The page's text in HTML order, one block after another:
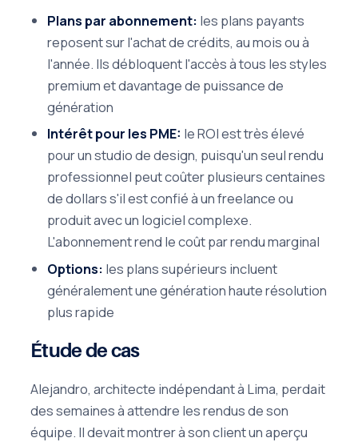
Plans par abonnement: les plans payants
reposent sur l'achat de crédits, au mois ou à
l'année. Ils débloquent l'accès à tous les styles
premium et davantage de puissance de
génération
Intérêt pour les PME: le ROI est très élevé
pour un studio de design, puisqu'un seul rendu
professionnel peut coûter plusieurs centaines
de dollars s'il est confié à un freelance ou
produit avec un logiciel complexe.
L'abonnement rend le coût par rendu marginal
Options: les plans supérieurs incluent
généralement une génération haute résolution
plus rapide
Étude de cas
Alejandro, architecte indépendant à Lima, perdait
des semaines à attendre les rendus de son
équipe. Il devait montrer à son client un aperçu